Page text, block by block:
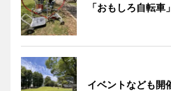
「おもしろ自転車」
イベントなども開